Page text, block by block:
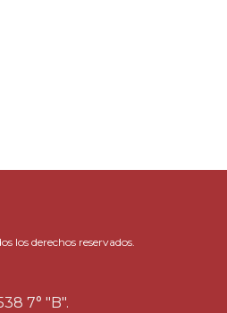
los derechos reservados.
7° "B".